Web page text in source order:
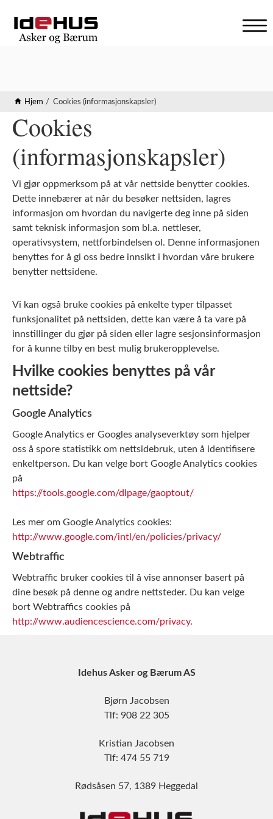
Hjem Cookies (informasjonskapsler)
Cookies
(informasjonskapsler)
Vi gjør oppmerksom på at vår nettside benytter cookies.
Dette innebærer at når du besøker nettsiden, lagres
informasjon om hvordan du navigerte deg inne på siden
samt teknisk informasjon som bl.a. nettleser,
operativsystem, nettforbindelsen ol. Denne informasjonen
benyttes for å gi oss bedre innsikt i hvordan våre brukere
benytter nettsidene.
Vi kan også bruke cookies på enkelte typer tilpasset
funksjonalitet på nettsiden, dette kan være å ta vare på
innstillinger du gjør på siden eller lagre sesjonsinformasjon
for å kunne tilby en best mulig brukeropplevelse.
Hvilke cookies benyttes på vår
nettside?
Google Analytics
Google Analytics er Googles analyseverktøy som hjelper
oss å spore statistikk om nettsidebruk, uten å identifisere
enkeltperson. Du kan velge bort Google Analytics cookies
på
https://tools.google.com/dlpage/gaoptout/
Les mer om Google Analytics cookies:
http://www.google.com/intl/en/policies/privacy/
Webtraffic
Webtraffic bruker cookies til å vise annonser basert på
dine besøk på denne og andre nettsteder. Du kan velge
bort Webtraffics cookies på
http://www.audiencescience.com/privacy.
Idehus Asker og Bærum AS
Bjørn Jacobsen
Tlf: 908 22 305
Kristian Jacobsen
Tlf: 474 55 719
Rødsåsen 57, 1389 Heggedal